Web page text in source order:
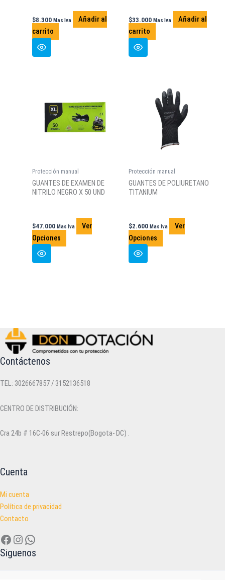
$8.300 Mas Iva
Añadir al
carrito
$33.000 Mas Iva
Añadir al
carrito
Protección manual
GUANTES DE EXAMEN DE
NITRILO NEGRO X 50 UND
$47.000 Mas Iva
Ver
Opciones
Este
producto
pueden
elegir
página
producto
Protección manual
GUANTES DE POLIURETANO
TITANIUM
$2.600 Mas Iva
Ver
Opciones
Este
producto
Contáctenos
TEL: 3026667857 / 3152136518
CENTRO DE DISTRIBUCIÓN:
Cra 24b # 16C-06 sur Restrepo(Bogota- DC) .
Cuenta
Mi cuenta
Política de privacidad
Contacto
Facebook
Instagram
WhatsApp
Siguenos